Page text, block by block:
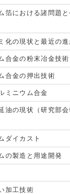
箔における諸問題と
化の現状と最近の進
合金の粉末冶金技術
合金の押出技術
ミニウム合金
油の現状（研究部
ダイカスト
の製造と用途開発
加工技術